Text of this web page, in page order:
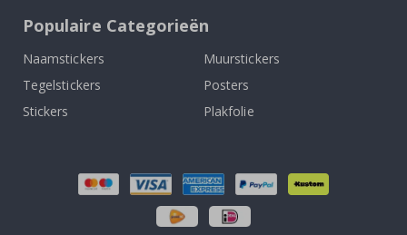
Populaire Categorieën
Naamstickers
Muurstickers
Tegelstickers
Posters
Stickers
Plakfolie